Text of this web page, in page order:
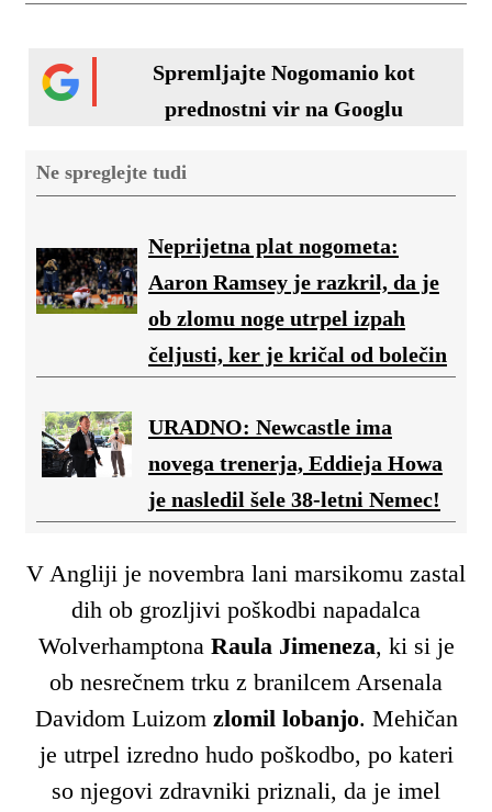
Spremljajte Nogomanio kot
prednostni vir na Googlu
Ne spreglejte tudi
Neprijetna plat nogometa:
Aaron Ramsey je razkril, da je
ob zlomu noge utrpel izpah
čeljusti, ker je kričal od bolečin
URADNO: Newcastle ima
novega trenerja, Eddieja Howa
je nasledil šele 38-letni Nemec!
V Angliji je novembra lani marsikomu zastal
dih ob grozljivi poškodbi napadalca
Wolverhamptona Raula Jimeneza, ki si je
ob nesrečnem trku z branilcem Arsenala
Davidom Luizom zlomil lobanjo. Mehičan
je utrpel izredno hudo poškodbo, po kateri
so njegovi zdravniki priznali, da je imel